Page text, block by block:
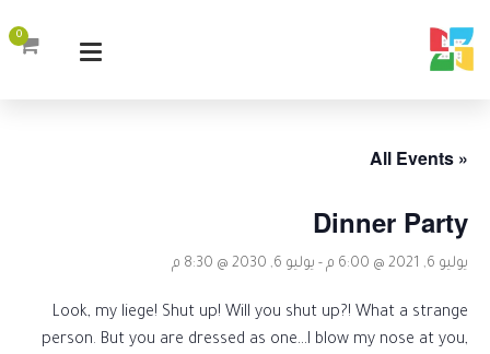
0
« All Events
Dinner Party
يوليو 6, 2021 @ 6:00 م - يوليو 6, 2030 @ 8:30 م
Look, my liege! Shut up! Will you shut up?! What a strange
person. But you are dressed as one…I blow my nose at you,